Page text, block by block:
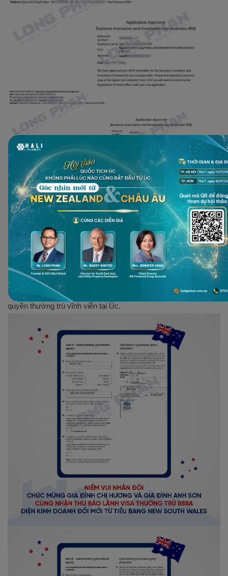
Thành quả này là kết tinh từ sự nỗ lực bền bỉ của khách hàng
và sự đồng hành xuyên suốt của Cố Vấn Di Trú Úc Long Phan
kể từ giai đoạn visa tạm trú 188A. Từ lúc lựa chọn mô hình kinh
doanh phù hợp, đến khi được cấp visa 188A vào năm 2022, các
gia đình đều kiên định theo đuổi mục tiêu định cư lâu dài.
Sau khi hoàn tất các cam kết và đáp ứng đầy đủ điều kiện của
visa thường trú 888A, chúng tôi đã tiến hành nộp hồ sơ xin bảo
lãnh đến Chính phủ Tiểu bang NSW. Ngày 27/11/2025, cả hai hồ
sơ được xét duyệt thành công, mở ra bước tiến gần hơn đến
quyền thường trú vĩnh viễn tại Úc.